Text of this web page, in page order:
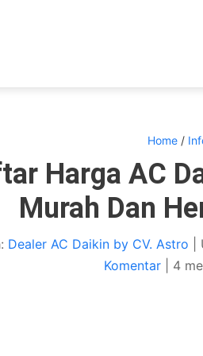
Home /
Harga AC
Murah Dan
Dealer AC Daikin by CV. Astro
Komentar
4